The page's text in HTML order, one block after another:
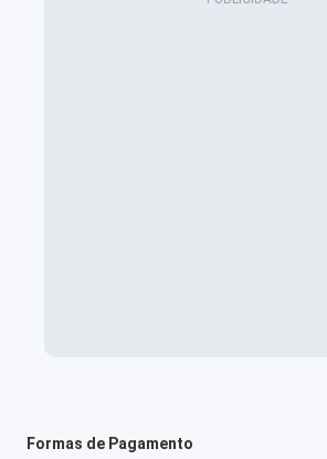
Formas de Pagamento